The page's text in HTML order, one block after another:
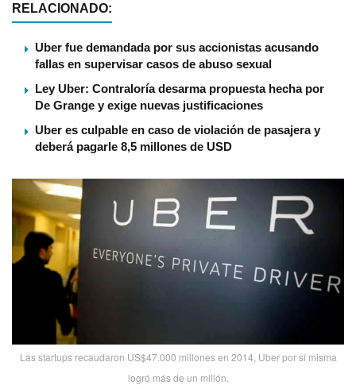
RELACIONADO:
Uber fue demandada por sus accionistas acusando
fallas en supervisar casos de abuso sexual
Ley Uber: Contraloría desarma propuesta hecha por
De Grange y exige nuevas justificaciones
Uber es culpable en caso de violación de pasajera y
deberá pagarle 8,5 millones de USD
Las startups recaudaron US$47.000 millones en 2014, Uber por sí­ misma
logró más de un millón.